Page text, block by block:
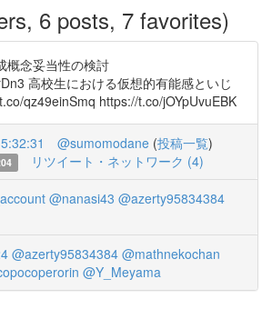
6 posts, 7 favorites)
概念妥当性の検討
高校生における仮想的有能感といじ
qz49einSmq https://t.co/jOYpUvuEBK
@sumomodane (投稿一覧)
リツイート・ネットワーク (4)
@nanasi43 @azerty95834384
@azerty95834384 @mathnekochan
@Y_Meyama